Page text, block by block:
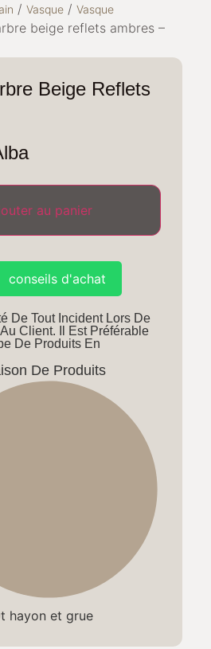
/Vasque /Vasque
beige reflets ambres –
Beige Reflets
conseils d'achat
De Tout Incident Lors De
Au Client. Il Est Préférable
De Produits En
De Produits
hayon et grue